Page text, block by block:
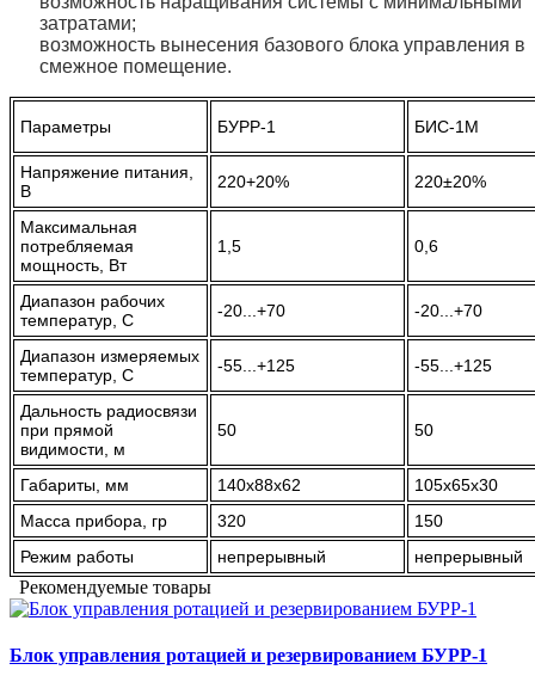
затратами;
возможность вынесения базового блока управления в
смежное помещение.
Параметры БУРР-1 БИС-1М
Напряжение питания,
В
220+20% 220±20%
Максимальная
потребляемая
мощность, Вт
1,5 0,6
Диапазон рабочих
температур, С
-20...+70 -20...+70
Диапазон измеряемых
температур, С
-55...+125 -55...+125
Дальность радиосвязи
при прямой
видимости, м
50 50
Габариты, мм 140х88х62
105х65х30
Масса прибора, гр
320
150
Режим работы
непрерывный непрерывный
Рекомендуемые товары
Блок управления ротацией и резервированием БУРР-1